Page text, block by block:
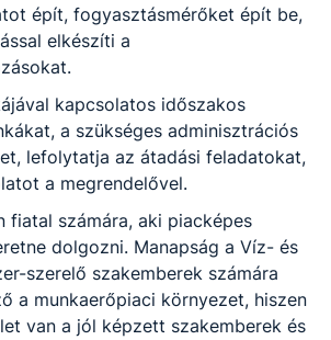
épít, fogyasztásmérőket épít be,
elkészíti a
kapcsolatos időszakos
a szükséges adminisztrációs
lefolytatja az átadási feladatokat,
a megrendelővel.
fiatal számára, aki piacképes
dolgozni. Manapság a Víz- és
szerelő szakemberek számára
a munkaerőpiaci környezet, hiszen
van a jól képzett szakemberek és